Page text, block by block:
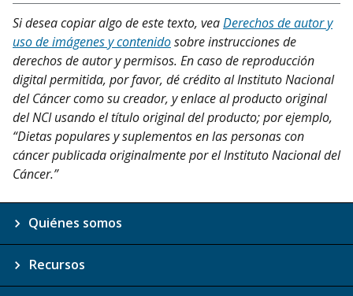
Si desea copiar algo de este texto, veaDerechos de autor y
uso de imágenes y contenidosobre instrucciones de
derechos de autor y permisos. En caso de reproducción
digital permitida, por favor, dé crédito al Instituto Nacional
del Cáncer como su creador, y enlace al producto original
del NCI usando el título original del producto; por ejemplo,
“Dietas populares y suplementos en las personas con
cáncer publicada originalmente por el Instituto Nacional del
Cáncer.”
Quiénes somos
Recursos